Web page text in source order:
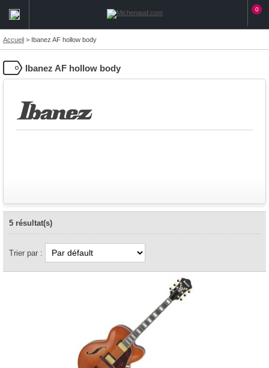
0
Accueil > Ibanez AF hollow body
Ibanez AF hollow body
5 résultat(s)
Trier par :